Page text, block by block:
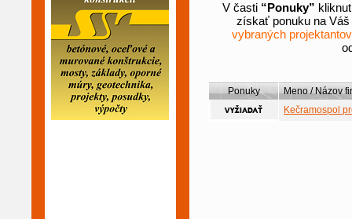
V časti “Ponuky”
získať ponuku na Váš
vybraných projektantov
Ponuky
Meno / Názov
Kečramospol